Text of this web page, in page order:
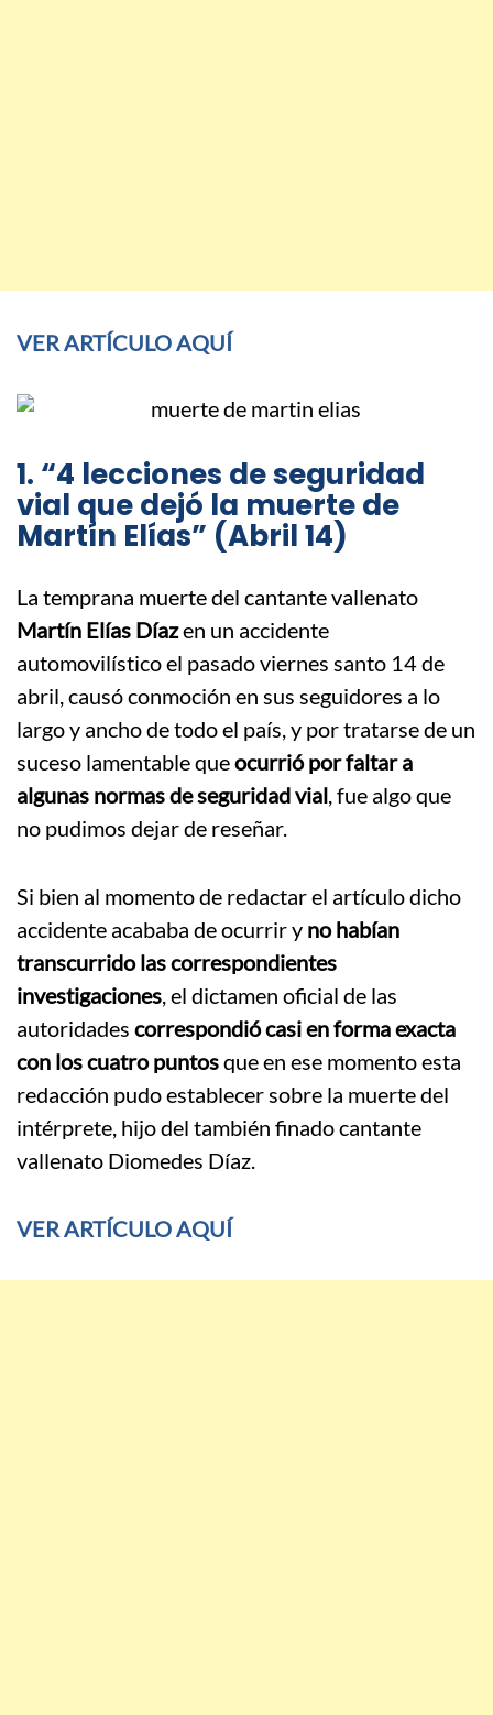
VER ARTÍCULO AQUÍ
1. “4 lecciones de seguridad
vial que dejó la muerte de
Martín Elías” (Abril 14)
La temprana muerte del cantante vallenato
Martín Elías Díazen un accidente
automovilístico el pasado viernes santo 14 de
abril, causó conmoción en sus seguidores a lo
largo y ancho de todo el país, y por tratarse de un
suceso lamentable queocurrió por faltar a
algunas normas de seguridad vial, fue algo que
no pudimos dejar de reseñar.
Si bien al momento de redactar el artículo dicho
accidente acababa de ocurrir y no habían
transcurrido las correspondientes
investigaciones, el dictamen oficial de las
autoridades correspondió casi en forma exacta
con los cuatro puntosque en ese momento esta
redacción pudo establecer sobre la muerte del
intérprete, hijo del también finado cantante
vallenato Diomedes Díaz.
VER ARTÍCULO AQUÍ